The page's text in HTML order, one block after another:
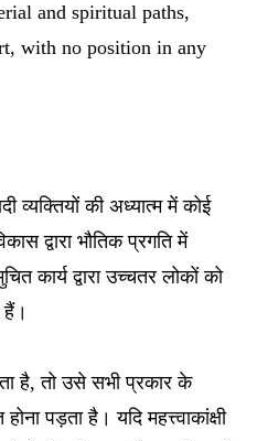
and spiritual paths,
with no position in any
व्यक्तियों की अध्यात्म में कोई
द्वारा भौतिक प्रगति में
कार्य द्वारा उच्चतर लोकों को
है, तो उसे सभी प्रकार के
पड़ता है। यदि महत्त्वाकांक्षी